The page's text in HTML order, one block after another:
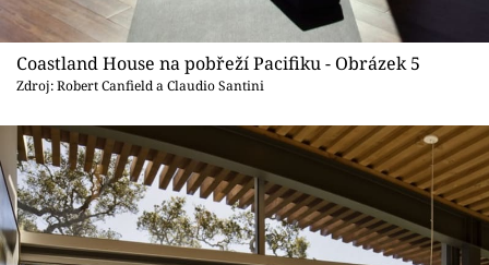
Coastland House na pobřeží Pacifiku - Obrázek 5
Zdroj: Robert Canfield a Claudio Santini